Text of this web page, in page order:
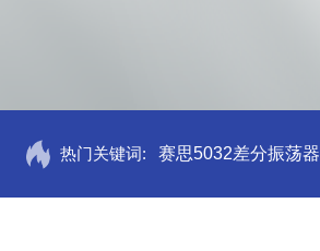
热门关键词: 赛思5032差分振荡器